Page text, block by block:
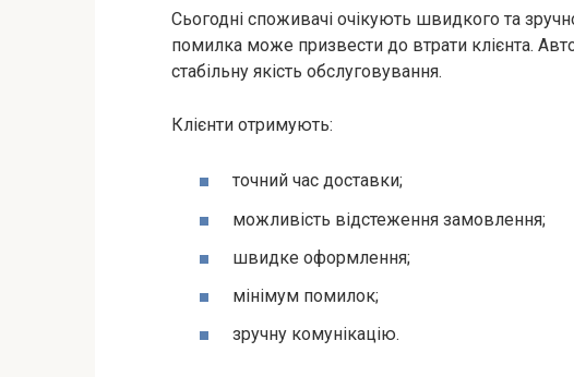
Сьогодні споживачі очікують швидкого та
помилка може призвести до втрати клієнта.
стабільну якість обслуговування.
Клієнти отримують:
точний час доставки;
можливість відстеження замовлення;
швидке оформлення;
мінімум помилок;
зручну комунікацію.